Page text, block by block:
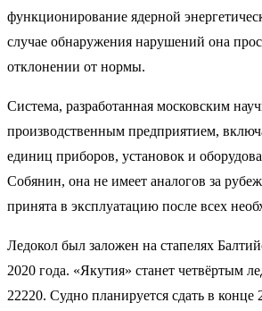
функционирование ядерной
случае обнаружения нарушений она
отклонении от нормы.
Система, разработанная московским
производственным предприятием,
единиц приборов, установок и
Собянин, она не имеет аналогов за
принята в эксплуатацию после всех
Ледокол был заложен на стапелях
2020 года. «Якутия» станет четвёртым
22220. Судно планируется сдать в конце